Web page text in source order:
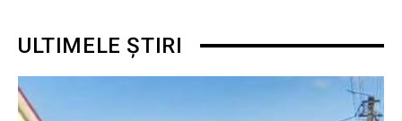
ULTIMELE ȘTIRI